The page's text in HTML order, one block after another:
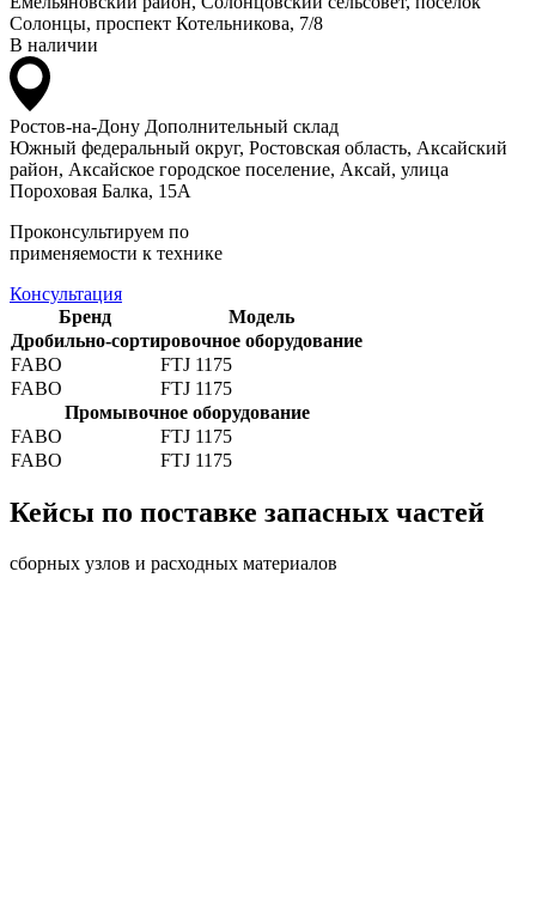
Солонцы, проспект Котельникова, 7/8
В наличии
Ростов-на-Дону Дополнительный склад
Южный федеральный округ, Ростовская область, Аксайский
район, Аксайское городское поселение, Аксай, улица
Пороховая Балка, 15А
Проконсультируем по
применяемости к технике
Консультация
Бренд
Модель
Дробильно-сортировочное оборудование
FABO
FTJ 1175
FABO
FTJ 1175
Промывочное оборудование
FABO
FTJ 1175
FABO
FTJ 1175
Кейсы по поставке запасных частей
сборных узлов и расходных материалов